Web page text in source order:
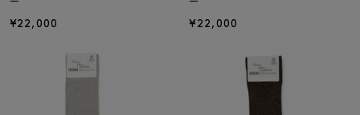
ー
¥22,000
ー
¥22,000